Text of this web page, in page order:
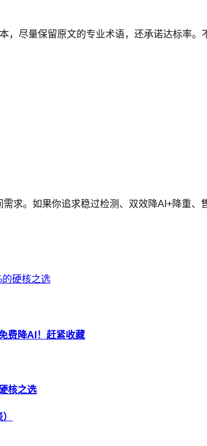
，尽量保留原文的专业术语，还承诺达标率
求。如果你追求稳过检测、双效降AI+降重
硬核之选
费降AI！赶紧收藏
核之选